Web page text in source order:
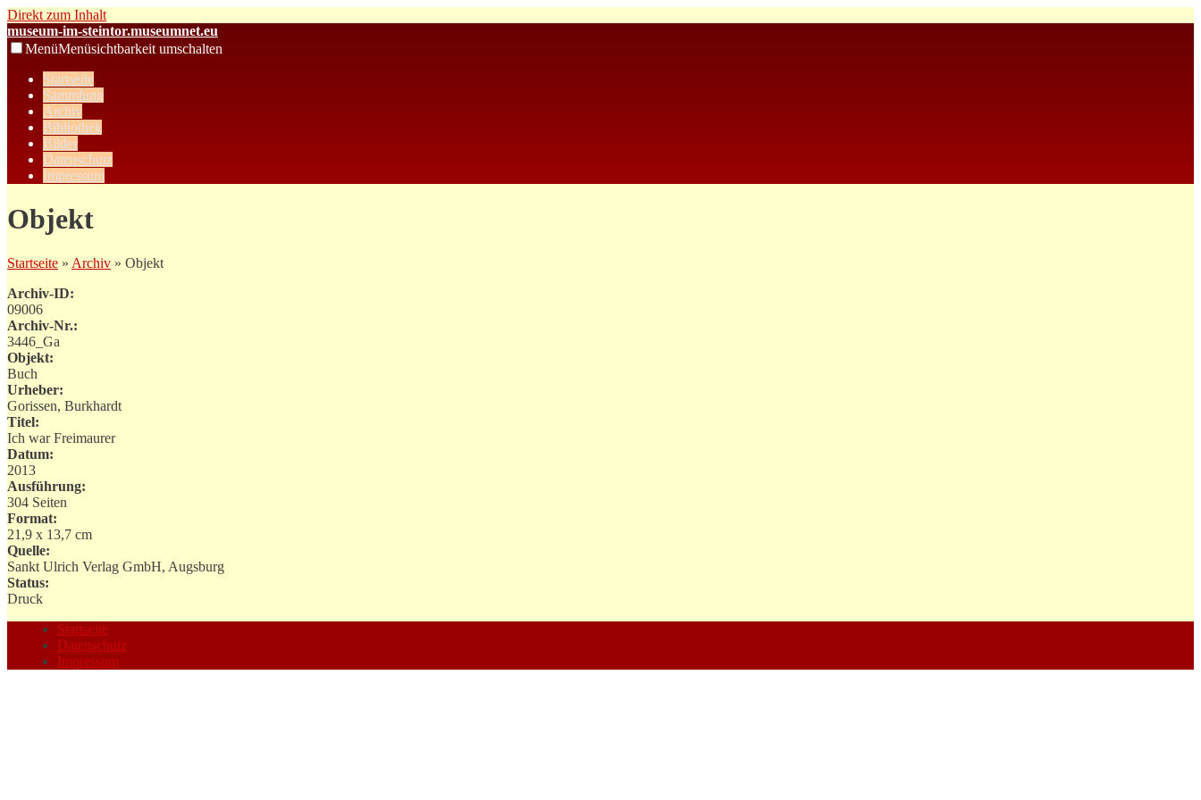
Direkt zum Inhalt
museum-im-steintor.museumnet.eu
MenüMenüsichtbarkeit umschalten
Startseite
Sammlung
Archiv
Bibliothek
Bilder
Datenschutz
Impressum
Objekt
Startseite » Archiv » Objekt
Archiv-ID:
09006
Archiv-Nr.:
3446_Ga
Objekt:
Buch
Urheber:
Gorissen, Burkhardt
Titel:
Ich war Freimaurer
Datum:
2013
Ausführung:
304 Seiten
Format:
21,9 x 13,7 cm
Quelle:
Sankt Ulrich Verlag GmbH, Augsburg
Status:
Druck
Startseite
Datenschutz
Impressum